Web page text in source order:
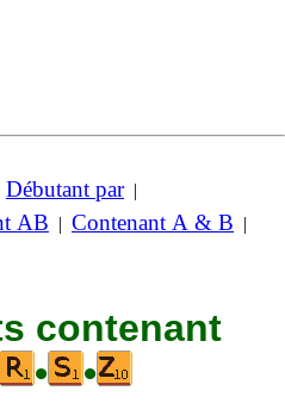
Débutant par|
AB | Contenant A & B |
contenant
• •